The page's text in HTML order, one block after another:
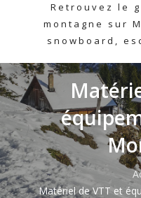
Retrouvez le
montagne sur
snowboard,
Matériel de VTT et